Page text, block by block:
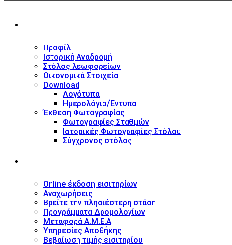
Προφίλ
Ιστορική Αναδρομή
Στόλος λεωφορείων
Οικονομικά Στοιχεία
Download
Λογότυπα
Ημερολόγιο/Έντυπα
Έκθεση Φωτογραφίας
Φωτογραφίες Σταθμών
Ιστορικές Φωτογραφίες Στόλου
Σύγχρονος στόλος
Online έκδοση εισιτηρίων
Αναχωρήσεις
Βρείτε την πλησιέστερη στάση
Προγράμματα Δρομολογίων
Μεταφορά Α.Μ.Ε.Α
Υπηρεσίες Αποθήκης
Βεβαίωση τιμής εισιτηρίου